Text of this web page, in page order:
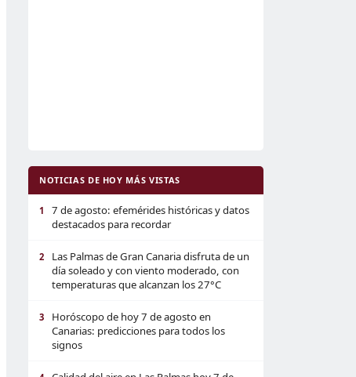
NOTICIAS DE HOY MÁS VISTAS
1
7 de agosto: efemérides históricas y datos
destacados para recordar
2
Las Palmas de Gran Canaria disfruta de un
día soleado y con viento moderado, con
temperaturas que alcanzan los 27°C
3
Horóscopo de hoy 7 de agosto en
Canarias: predicciones para todos los
signos